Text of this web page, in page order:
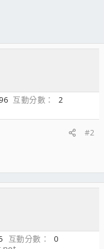
互動分數
2
#2
互動分數
0